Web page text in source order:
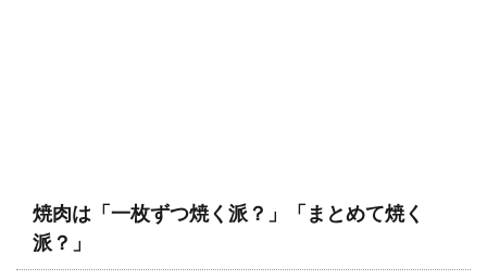
焼肉は「一枚ずつ焼く派？」「まとめて焼く
派？」